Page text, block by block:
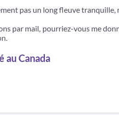
pas un long fleuve
par mail, pourriez-vous me
au Canada